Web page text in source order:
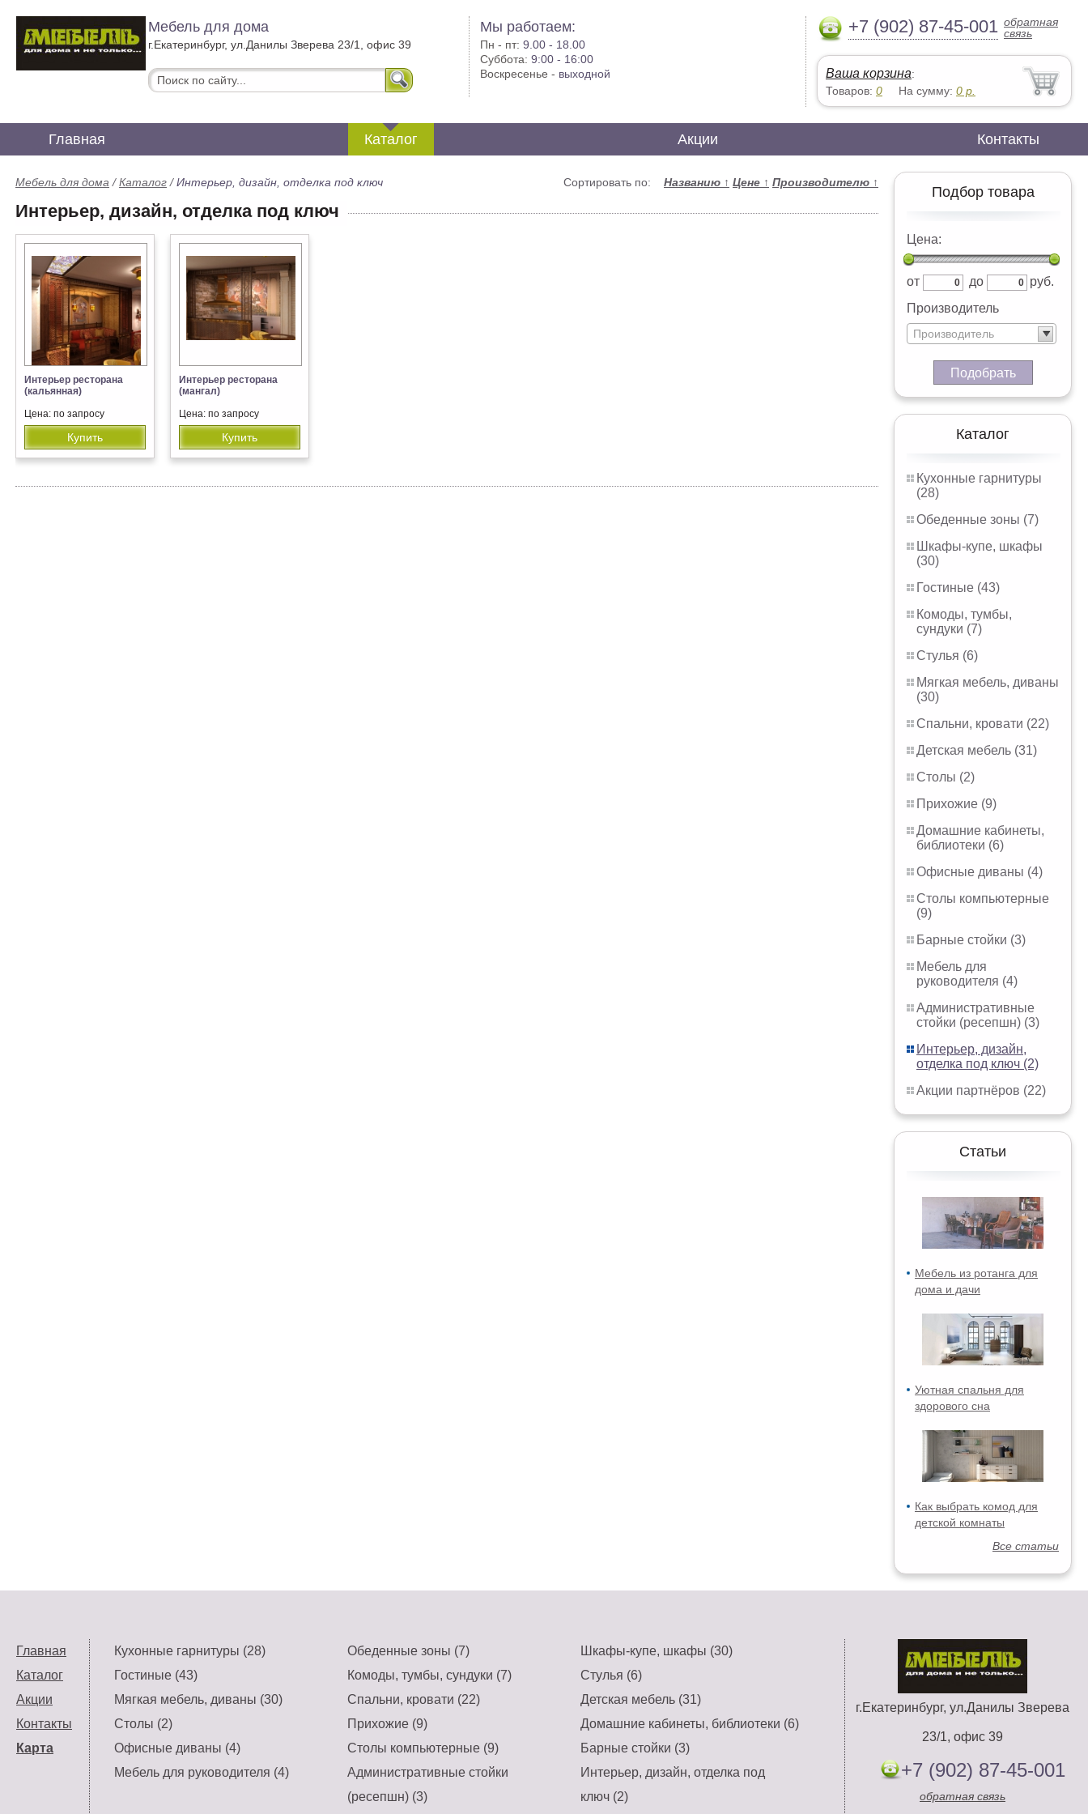
Мебель для дома
г.Екатеринбург, ул.Данилы Зверева 23/1, офис 39
Мы работаем:
Пн - пт:9.00 - 18.00
Суббота:9:00 - 16:00
Воскресенье - выходной
+7 (902) 87-45-001 обратная
связь
Ваша корзина:
Товаров: 0 На сумму: 0 р.
Главная Каталог Акции Контакты
Подбор товара
Цена:
от до
руб.
Производитель
Производитель
Подобрать
Каталог
Кухонные гарнитуры
(28)
Обеденные зоны (7)
Шкафы-купе, шкафы
(30)
Гостиные (43)
Комоды, тумбы,
сундуки (7)
Стулья (6)
Мягкая мебель, диваны
(30)
Спальни, кровати (22)
Детская мебель (31)
Столы (2)
Прихожие (9)
Домашние кабинеты,
библиотеки (6)
Офисные диваны (4)
Столы компьютерные
(9)
Барные стойки (3)
Мебель для
руководителя (4)
Административные
стойки (ресепшн) (3)
Интерьер, дизайн,
отделка под ключ (2)
Акции партнёров (22)
Статьи
Мебель из ротанга для
дома и дачи
Уютная спальня для
здорового сна
Как выбрать комод для
детской комнаты
Все статьи
Сортировать по: Названию ↑ Цене ↑ Производителю ↑
Мебель для дома /Каталог /Интерьер, дизайн, отделка под ключ
Интерьер, дизайн, отделка под ключ
Интерьер ресторана
(кальянная)
Цена: по запросу
Купить
Интерьер ресторана
(мангал)
Цена: по запросу
Купить
Главная
Каталог
Акции
Контакты
Карта
г.Екатеринбург, ул.Данилы Зверева
23/1, офис 39
+7 (902) 87-45-001
обратная связь
Кухонные гарнитуры (28) Обеденные зоны (7)
Шкафы-купе, шкафы (30)
Гостиные (43)
Комоды, тумбы, сундуки (7)
Стулья (6)
Мягкая мебель, диваны (30)
Спальни, кровати (22)
Детская мебель (31)
Столы (2)
Прихожие (9)
Домашние кабинеты, библиотеки (6)
Офисные диваны (4)
Столы компьютерные (9)
Барные стойки (3)
Мебель для руководителя (4)
Административные стойки
(ресепшн) (3)
Интерьер, дизайн, отделка под
ключ (2)